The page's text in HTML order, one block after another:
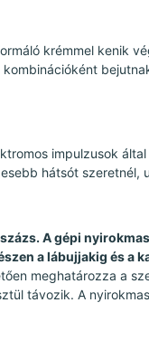
krémmel kenik
impulzusok
hátsót szeretnél,
A gépi
a lábujjakig és a
meghatározza a
távozik. A